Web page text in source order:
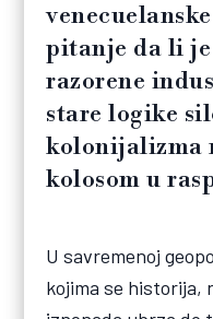
pitanje da li
razorene
stare logike
kolonijalizma
kolosom u
U savremenoj
kojima se historija,